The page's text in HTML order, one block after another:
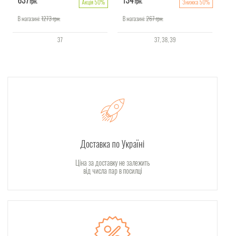
В магазині:1273грн.
37
В магазині:267грн.
37 38 39
Доставка по Україні
Ціна за доставку не залежить
від числа пар в посилці